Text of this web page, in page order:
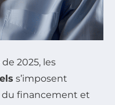
2025, les
s’imposent
du financement et